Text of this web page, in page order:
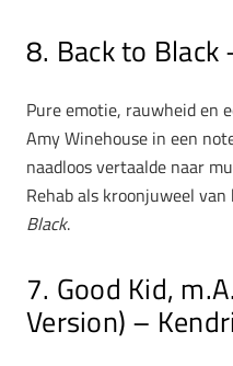
8. Back to
Pure emotie, rauwheid en
Amy Winehouse in een
naadloos vertaalde naar
Rehab als kroonjuweel
Black.
7. Good Kid,
Version) –